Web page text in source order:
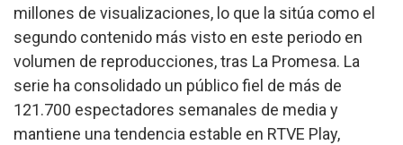
millones de visualizaciones, lo que la sitúa como el
segundo contenido más visto en este periodo en
volumen de reproducciones, tras La Promesa. La
serie ha consolidado un público fiel de más de
121.700 espectadores semanales de media y
mantiene una tendencia estable en RTVE Play,